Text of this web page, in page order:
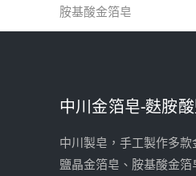
胺基酸金箔皂
中川金箔皂-麩胺
中川製皂，手工製作多
鹽晶金箔皂、胺基酸金